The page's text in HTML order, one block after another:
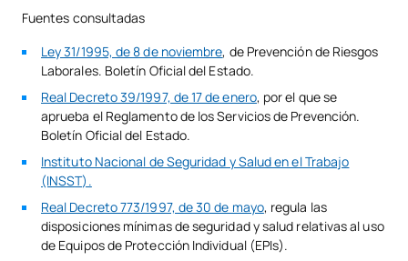
Fuentes consultadas
Ley 31/1995, de 8 de noviembre, de Prevención de Riesgos
Laborales. Boletín Oficial del Estado.
Real Decreto 39/1997, de 17 de enero, por el que se
aprueba el Reglamento de los Servicios de Prevención.
Boletín Oficial del Estado.
Instituto Nacional de Seguridad y Salud en el Trabajo
(INSST).
Real Decreto 773/1997, de 30 de mayo, regula las
disposiciones mínimas de seguridad y salud relativas al uso
de Equipos de Protección Individual (EPIs).